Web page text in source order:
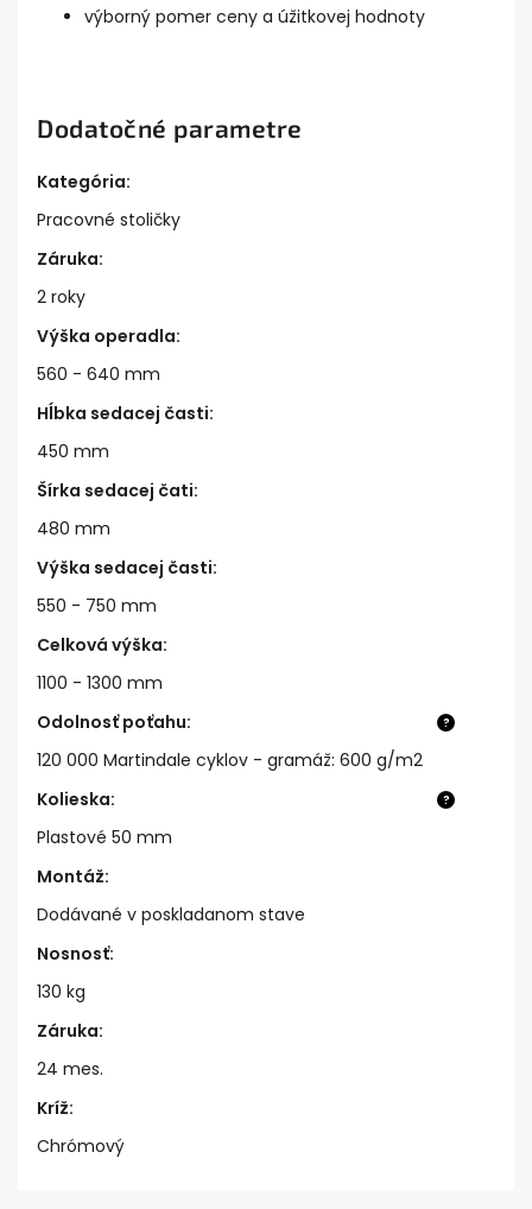
výborný pomer ceny a úžitkovej hodnoty
Dodatočné parametre
Kategória:
Pracovné stoličky
Záruka:
2 roky
Výška operadla:
560 - 640 mm
Hĺbka sedacej časti:
450 mm
Šírka sedacej čati:
480 mm
Výška sedacej časti:
550 - 750 mm
Celková výška:
1100 - 1300 mm
?
Odolnosť poťahu:
120 000 Martindale cyklov - gramáž: 600 g/m2
?
Kolieska:
Plastové 50 mm
Montáž:
Dodávané v poskladanom stave
Nosnosť:
130 kg
Záruka:
24 mes.
Kríž:
Chrómový